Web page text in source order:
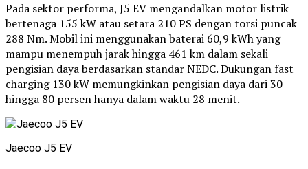
Pada sektor performa, J5 EV mengandalkan motor listrik
bertenaga 155 kW atau setara 210 PS dengan torsi puncak
288 Nm. Mobil ini menggunakan baterai 60,9 kWh yang
mampu menempuh jarak hingga 461 km dalam sekali
pengisian daya berdasarkan standar NEDC. Dukungan fast
charging 130 kW memungkinkan pengisian daya dari 30
hingga 80 persen hanya dalam waktu 28 menit.
Jaecoo J5 EV